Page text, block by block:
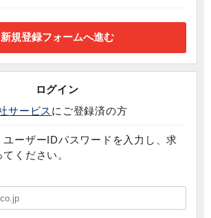
ログイン
サービス にご登録済の方
ユーザーIDパスワードを入力し、求
ください。